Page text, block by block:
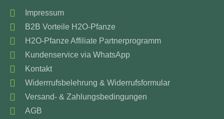
Impressum
B2B Vorteile H2O-Pfanze
H2O-Pfanze Affiliate Partnerprogramm
Kundenservice via WhatsApp
Kontakt
Widerrrufsbelehrung & Widerrufsformular
Versand- & Zahlungsbedingungen
AGB